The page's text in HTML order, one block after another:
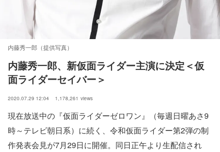
内藤秀一郎（提供写真）
内藤秀一郎、新仮面ライダー主演に決定＜仮
面ライダーセイバー＞
2020.07.29 12:04 1,178,261 views
現在放送中の『仮面ライダーゼロワン』（毎週日曜あさ9
時～テレビ朝日系）に続く、令和仮面ライダー第2弾の制
作発表会見が7月29日に開催。同日正午より生配信され